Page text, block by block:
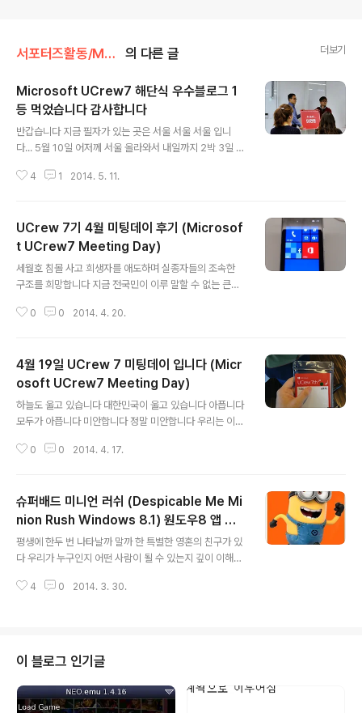
서포터즈활동/MS-서포터즈 의 다른 글 더보기
Microsoft UCrew7 해단식 우수블로그 1
등 먹었습니다 감사합니다
반갑습니다 지금 필자가 있는 곳은 서울 서울 서울 입니
다... 5월 10일 어저께 서울 올라와서 내일까지 2박 3일 일
불편함이 없고요 플삼 게임기도 있어 좋네요 ㅋㅋ 5월 10
서 MS 해단식 참석하신 분들은 소정의 차비까지 지원해주
니 매우 고맙더군요 오전11시경에 서울 도착 서울지하철을
타고 광화문역에 내려서 한국마이크로소프트사 본사에 가
는도중에 노란리본을 마음속에 새겨봅니다 한국마이크로
소프트사 본사 건물이 눈 앞에 보입니다 필자가 서울에서
가장 많이 가 본 건물이 되어버렸군요 UCrew 풍선들이
4 1 2014. 5. 11.
UCrew 7기 4월 미팅데이 후기 (Microsof
t UCrew7 Meeting Day)
세월호 침몰 사고 희생자를 애도하며 실종자들의 조속한
구조를 희망합니다 지금 전국민이 이루 말할 수 없는 큰슬
팀미팅데이 후기를 오해없이 조심스레 다루어야 할테고 M
Meeting Day) 4월 19일 UCrew 7기 4월 팀미팅데이
참여하기 위해서 아침 일찍 서울행 고속버스를 타고 출발
합니다 미팅데이란 쉽게 UCrew 7기 공식 조모임 날입니
다 오후1시쯤 터미널역에서 광화문역까지 서울지하철 타
부장님께서도 여러차례 고민하셨지만 UCrew 7기 4월 팀
0 0 2014. 4. 20.
4월 19일 UCrew 7 미팅데이 입니다 (Micr
osoft UCrew7 Meeting Day)
하늘도 울고 있습니다 대한민국이 울고 있습니다 아픕니다
모두가 아픕니다 미안합니다 정말 미안합니다 우리는 이날
는 이런 일이 일어나면 안됩니다 모두의 잘못입니다 우리
하늘도 울고 대한민국도 웁니다 Microsoft UCrew7 Wi
ndows 8.1 2014년 2월 14일 ~ 5월 10일까지 Micros
oft UCrew 7기로 활동합니다 원도우8 (Windows 8.1)
관련된 어플 팁 정보 사용기를 위주로 포스팅을 하고 있습
니다 한국마이크로소프트에서 원도우8.1 태블릿 PC 삼성
아티브 탭3 협찬 받았습니다 이번주 4월 19일 UCrew 7
0 0 2014. 4. 17.
슈퍼배드 미니언 러쉬 (Despicable Me Mi
nion Rush Windows 8.1) 원도우8 앱 원
도우게임 리뷰
평생에 한두 번 나타날까 말까 한 특별한 영혼의 친구가 있
다 우리가 누구인지 어떤 사람이 될 수 있는지 깊이 이해하
이라 부를 만한 친구 말이다. 오늘의 명언 스티븐 나흐마노
기를 위주로 포스팅을 하고 있습니다 한국마이크로소프트
에서 원도우8.1 태블릿 PC 삼성 아티브 탭3 협찬 받았습
니다 2014년 3월 30일 일요일 원도우8.1 앱 아케이드 게
임 슈퍼배드 미니언 러쉬 (Despicable Me Minion Rus
4 0 2014. 3. 30.
이 블로그 인기글